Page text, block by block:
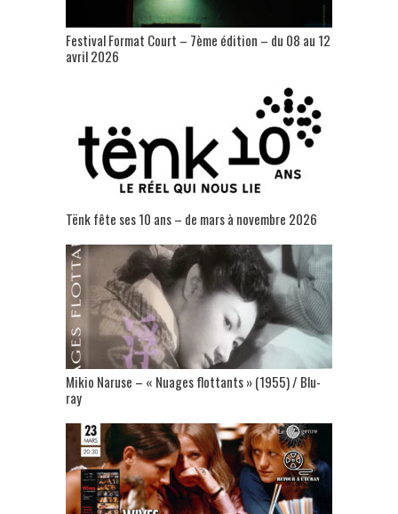
Festival Format Court – 7ème édition – du 08 au 12
avril 2026
Tënk fête ses 10 ans – de mars à novembre 2026
Mikio Naruse – « Nuages flottants » (1955) / Blu-
ray